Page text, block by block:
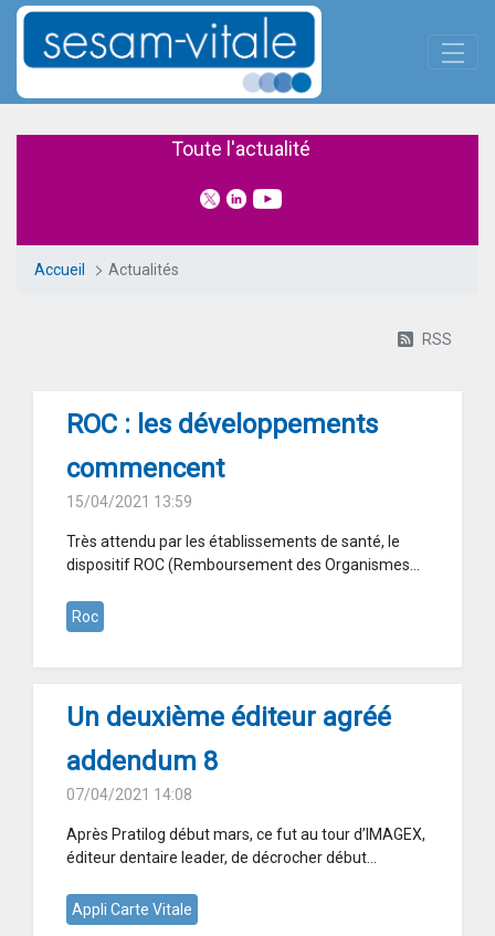
Saut au contenu principal
Toute l'actualité
Accueil Actualités
RSS
ROC : les développements
commencent
15/04/2021 13:59
Très attendu par les établissements de santé, le
dispositif ROC (Remboursement des Organismes...
Roc
Un deuxième éditeur agréé
addendum 8
07/04/2021 14:08
Après Pratilog début mars, ce fut au tour d’IMAGEX,
éditeur dentaire leader, de décrocher début...
Appli Carte Vitale
Panneau de gestion des cookies